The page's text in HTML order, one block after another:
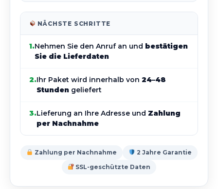
NÄCHSTE SCHRITTE
1.Nehmen Sie den Anruf an und bestätigen
Sie die Lieferdaten
2.Ihr Paket wird innerhalb von 24–48
Stunden geliefert
3.Lieferung an Ihre Adresse und Zahlung
per Nachnahme
Zahlung per Nachnahme
2 Jahre Garantie
SSL-geschützte Daten